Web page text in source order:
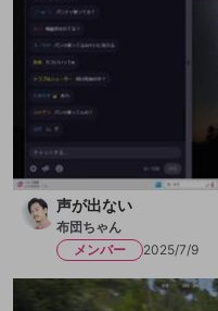
声が出ない
布団ちゃん
メンバー
2025/7/9